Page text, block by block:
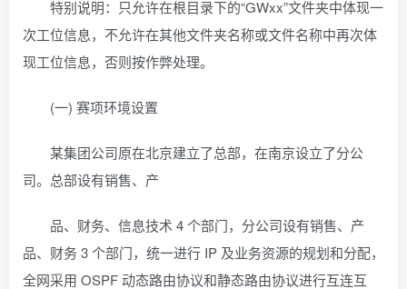
特别说明：只允许在根目录下的“GWxx”文件夹中体现一
次工位信息，不允许在其他文件夹名称或文件名称中再次体
现工位信息，否则按作弊处理。
(一) 赛项环境设置
某集团公司原在北京建立了总部，在南京设立了分公
司。总部设有销售、产
品、财务、信息技术 4 个部门，分公司设有销售、产
品、财务 3 个部门，统一进行 IP 及业务资源的规划和分配，
全网采用 OSPF 动态路由协议和静态路由协议进行互连互